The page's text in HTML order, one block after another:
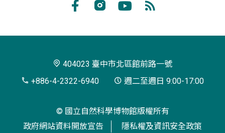
博
閱
404023 臺中市北區館前路一號
+886-4-2322-6940
週二至週日 9:00-17:00
© 國立自然科學博物館版權所有
政府網站資料開放宣告
隱私權及資訊安全政策